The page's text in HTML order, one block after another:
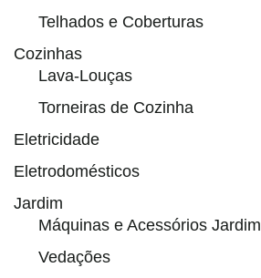
Telhados e Coberturas
Cozinhas
Lava-Louças
Torneiras de Cozinha
Eletricidade
Eletrodomésticos
Jardim
Máquinas e Acessórios Jardim
Vedações